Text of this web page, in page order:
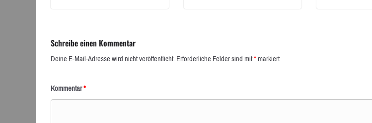
Schreibe einen Kommentar
Deine E-Mail-Adresse wird nicht veröffentlicht.Erforderliche Felder sind mit*markiert
Kommentar*